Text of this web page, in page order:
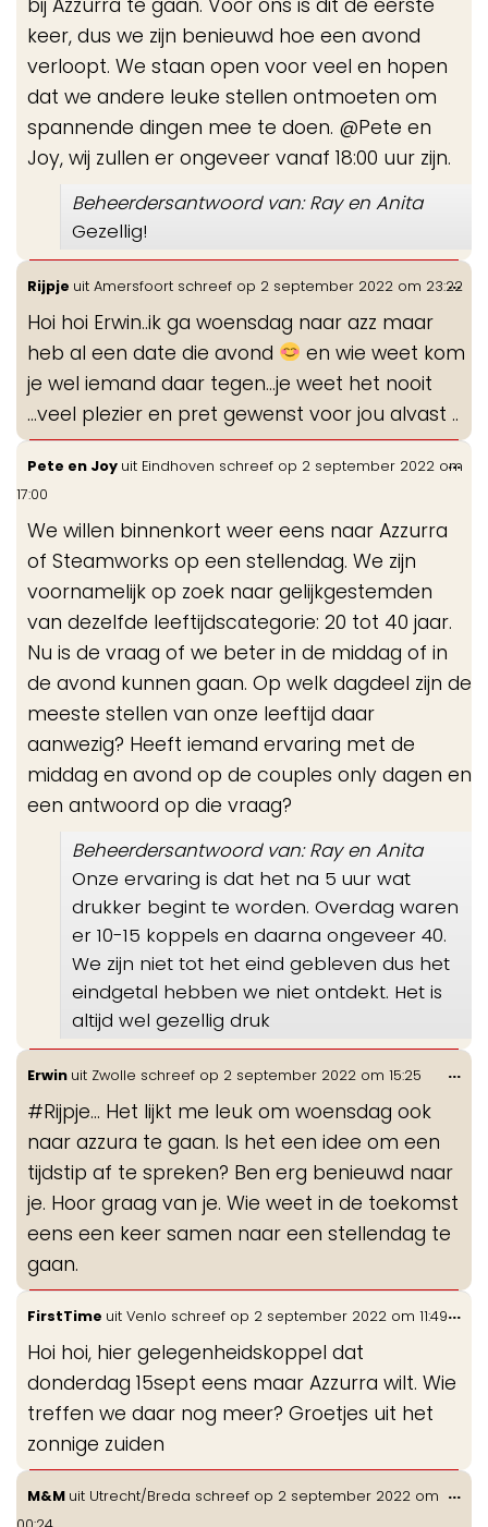
keer, dus we zijn benieuwd hoe een avond
verloopt. We staan open voor veel en hopen
dat we andere leuke stellen ontmoeten om
spannende dingen mee te doen. @Pete en
Joy, wij zullen er ongeveer vanaf 18:00 uur zijn.
Beheerdersantwoord van: Ray en Anita
Gezellig!
Rijpje uit Amersfoort schreef op 2 september 2022 om 23:22
Hoi hoi Erwin..ik ga woensdag naar azz maar
heb al een date die avond
en wie weet kom
je wel iemand daar tegen...je weet het nooit
...veel plezier en pret gewenst voor jou alvast ..
...
Pete en Joy uit Eindhoven schreef op 2 september 2022 om
17:00
We willen binnenkort weer eens naar Azzurra
of Steamworks op een stellendag. We zijn
voornamelijk op zoek naar gelijkgestemden
van dezelfde leeftijdscategorie: 20 tot 40 jaar.
Nu is de vraag of we beter in de middag of in
de avond kunnen gaan. Op welk dagdeel zijn de
meeste stellen van onze leeftijd daar
aanwezig? Heeft iemand ervaring met de
middag en avond op de couples only dagen en
een antwoord op die vraag?
Beheerdersantwoord van: Ray en Anita
Onze ervaring is dat het na 5 uur wat
drukker begint te worden. Overdag waren
er 10-15 koppels en daarna ongeveer 40.
We zijn niet tot het eind gebleven dus het
eindgetal hebben we niet ontdekt. Het is
altijd wel gezellig druk
...
Erwin uit Zwolle schreef op 2 september 2022 om 15:25
#Rijpje… Het lijkt me leuk om woensdag ook
naar azzura te gaan. Is het een idee om een
tijdstip af te spreken? Ben erg benieuwd naar
je. Hoor graag van je. Wie weet in de toekomst
eens een keer samen naar een stellendag te
gaan.
...
FirstTime uit Venlo schreef op 2 september 2022 om 11:49
Hoi hoi, hier gelegenheidskoppel dat
donderdag 15sept eens maar Azzurra wilt. Wie
treffen we daar nog meer? Groetjes uit het
zonnige zuiden
...
M&M uit Utrecht/Breda schreef op 2 september 2022 om ...